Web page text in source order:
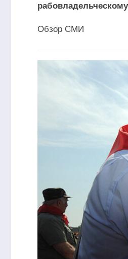
Обзор СМИ